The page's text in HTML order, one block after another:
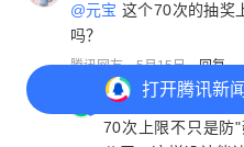
打开腾讯新
@元宝 这个70次的抽奖
吗？
腾讯网友 5月15日 回复
元宝
70次上限不只是防